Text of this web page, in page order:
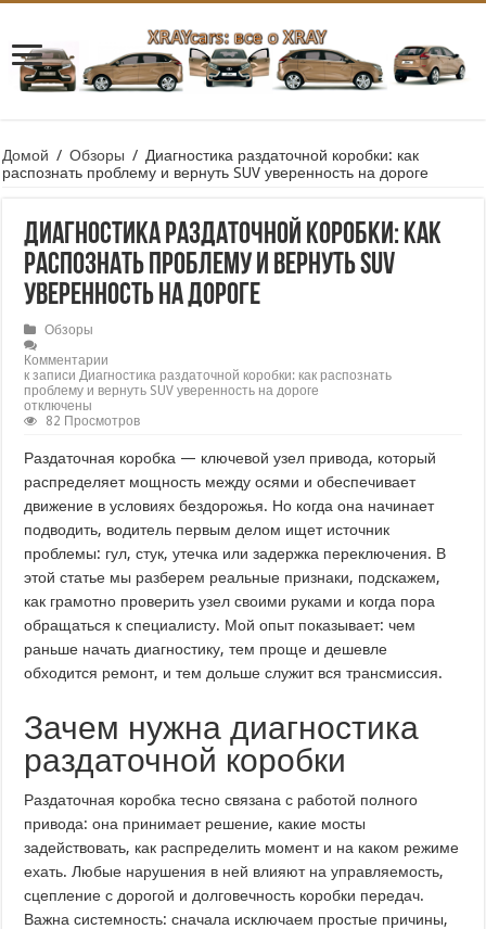
Домой / Обзоры / Диагностика раздаточной коробки: как
распознать проблему и вернуть SUV уверенность на дороге
Диагностика раздаточной коробки: как
распознать проблему и вернуть SUV
уверенность на дороге
Обзоры
Комментарии
к записи Диагностика раздаточной коробки: как распознать
проблему и вернуть SUV уверенность на дороге
отключены
82 Просмотров
Раздаточная коробка — ключевой узел привода, который
распределяет мощность между осями и обеспечивает
движение в условиях бездорожья. Но когда она начинает
подводить, водитель первым делом ищет источник
проблемы: гул, стук, утечка или задержка переключения. В
этой статье мы разберем реальные признаки, подскажем,
как грамотно проверить узел своими руками и когда пора
обращаться к специалисту. Мой опыт показывает: чем
раньше начать диагностику, тем проще и дешевле
обходится ремонт, и тем дольше служит вся трансмиссия.
Зачем нужна диагностика
раздаточной коробки
Раздаточная коробка тесно связана с работой полного
привода: она принимает решение, какие мосты
задействовать, как распределить момент и на каком режиме
ехать. Любые нарушения в ней влияют на управляемость,
сцепление с дорогой и долговечность коробки передач.
Важна системность: сначала исключаем простые причины,